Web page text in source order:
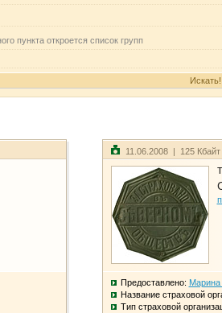
пункта откроется список групп
11.06.2008 | 125
Предоставлено: Марина
Название страховой
Тип страховой